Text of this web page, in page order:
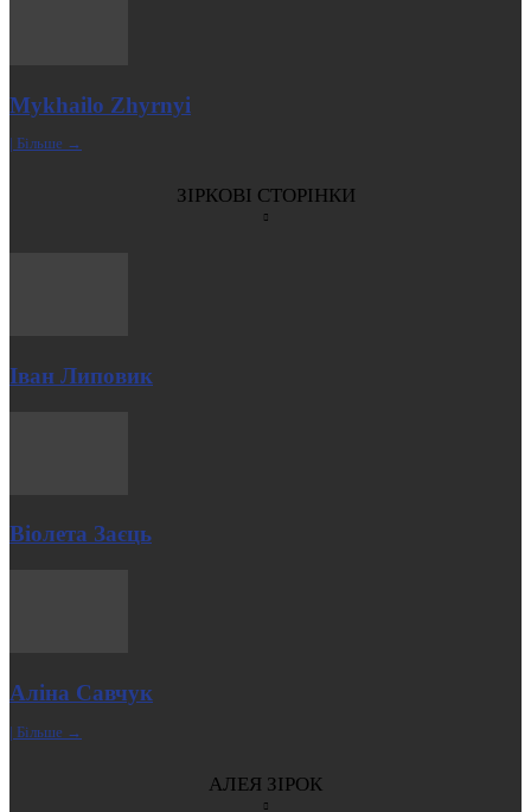
Mykhailo Zhyrnyi
| Більше →
ЗІРКОВІ СТОРІНКИ
Іван Липовик
Віолета Заєць
Аліна Савчук
| Більше →
АЛЕЯ ЗІРОК